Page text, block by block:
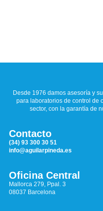
Desde 1976 damos asesoría y
para laboratorios de control de
sector, con la garantía de
Contacto
(34) 93 300 30 51
info@aguilarpineda.es
Oficina Central
Mallorca 279, Ppal. 3
08037 Barcelona